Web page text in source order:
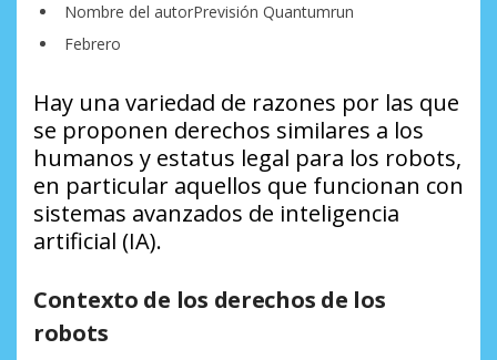
Nombre del autorPrevisión Quantumrun
Febrero
Hay una variedad de razones por las que
se proponen derechos similares a los
humanos y estatus legal para los robots,
en particular aquellos que funcionan con
sistemas avanzados de inteligencia
artificial (IA).
Contexto de los derechos de los
robots